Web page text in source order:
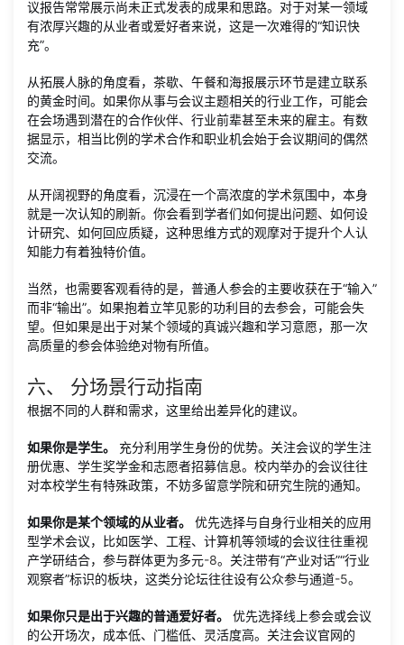
议报告常常展示尚未正式发表的成果和思路。对于对某一领域
有浓厚兴趣的从业者或爱好者来说，这是一次难得的“知识快
充”。
从拓展人脉的角度看，茶歇、午餐和海报展示环节是建立联系
的黄金时间。如果你从事与会议主题相关的行业工作，可能会
在会场遇到潜在的合作伙伴、行业前辈甚至未来的雇主。有数
据显示，相当比例的学术合作和职业机会始于会议期间的偶然
交流。
从开阔视野的角度看，沉浸在一个高浓度的学术氛围中，本身
就是一次认知的刷新。你会看到学者们如何提出问题、如何设
计研究、如何回应质疑，这种思维方式的观摩对于提升个人认
知能力有着独特价值。
当然，也需要客观看待的是，普通人参会的主要收获在于“输入”
而非“输出”。如果抱着立竿见影的功利目的去参会，可能会失
望。但如果是出于对某个领域的真诚兴趣和学习意愿，那一次
高质量的参会体验绝对物有所值。
六、 分场景行动指南
根据不同的人群和需求，这里给出差异化的建议。
如果你是学生。
充分利用学生身份的优势。关注会议的学生注
册优惠、学生奖学金和志愿者招募信息。校内举办的会议往往
对本校学生有特殊政策，不妨多留意学院和研究生院的通知。
如果你是某个领域的从业者。
优先选择与自身行业相关的应用
型学术会议，比如医学、工程、计算机等领域的会议往往重视
产学研结合，参与群体更为多元-8。关注带有“产业对话”“行业
观察者”标识的板块，这类分论坛往往设有公众参与通道-5。
如果你只是出于兴趣的普通爱好者。
优先选择线上参会或会议
的公开场次，成本低、门槛低、灵活度高。关注会议官网的